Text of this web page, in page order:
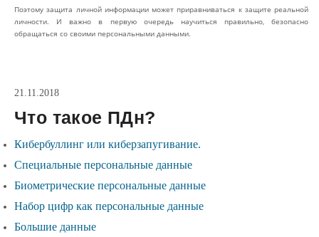
Поэтому защита личной информации может приравниваться к защите реальной
личности. И важно в первую очередь научиться правильно, безопасно
обращаться со своими персональными данными.
21.11.2018
Что такое ПДн?
Кибербуллинг или киберзапугивание.
Специальные персональные данные
Биометрические персональные данные
Набор цифр как персональные данные
Большие данные